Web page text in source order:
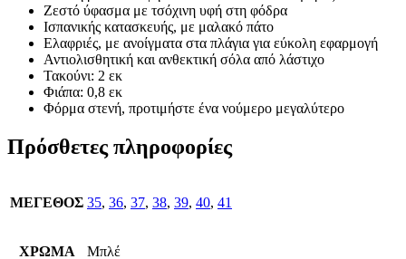
Ζεστό ύφασμα με τσόχινη υφή στη φόδρα
Ισπανικής κατασκευής, με μαλακό πάτο
Ελαφριές, με ανοίγματα στα πλάγια για εύκολη εφαρμογή
Αντιολισθητική και ανθεκτική σόλα από λάστιχο
Τακούνι: 2 εκ
Φιάπα: 0,8 εκ
Φόρμα στενή, προτιμήστε ένα νούμερο μεγαλύτερο
Πρόσθετες πληροφορίες
ΜΕΓΕΘΟΣ 35, 36, 37, 38, 39, 40, 41
ΧΡΩΜΑ Μπλέ